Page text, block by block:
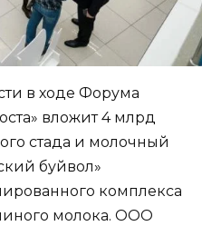
в ходе Форума
вложит 4 млрд
стада и молочный
буйвол»
комплекса
молока. ООО